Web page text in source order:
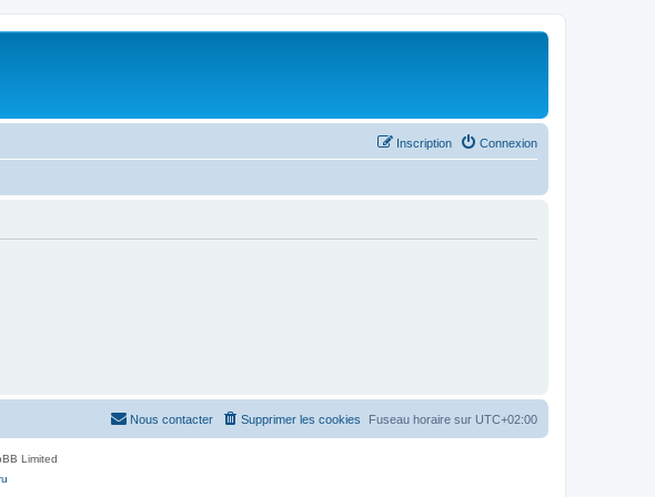
Connexion
Inscription
Fuseau horaire sur UTC+02:00
Supprimer les cookies
Nous contacter
Limited